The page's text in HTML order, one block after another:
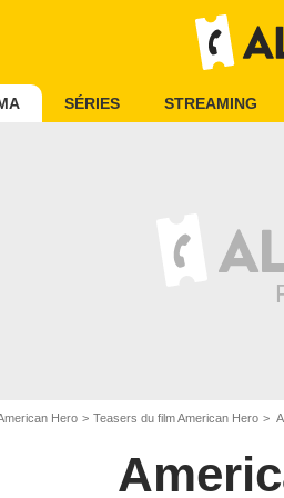
SÉRIES STREAMING
Hero Teasers du film American Hero